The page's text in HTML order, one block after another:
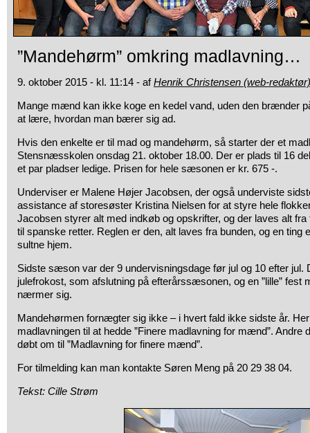
”Mandehørm” omkring madlavning…
9. oktober 2015 - kl. 11:14 - afHenrik Christensen (web-redaktør)
Mange mænd kan ikke koge en kedel vand, uden den brænder
at lære, hvordan man bærer sig ad.
Hvis den enkelte er til mad og mandehørm, så starter der et
Stensnæsskolen onsdag 21. oktober 18.00. Der er plads til 16
et par pladser ledige. Prisen for hele sæsonen er kr. 675 -.
Underviser er Malene Højer Jacobsen, der også underviste
assistance af storesøster Kristina Nielsen for at styre hele
Jacobsen styrer alt med indkøb og opskrifter, og der laves alt
til spanske retter. Reglen er den, alt laves fra bunden, og en ting
sultne hjem.
Sidste sæson var der 9 undervisningsdage før jul og 10 efter jul.
julefrokost, som afslutning på efterårssæsonen, og en ”lille” fest
nærmer sig.
Mandehørmen fornægter sig ikke – i hvert fald ikke sidste år.
madlavningen til at hedde ”Finere madlavning for mænd”. Andre
døbt om til ”Madlavning for finere mænd”.
For tilmelding kan man kontakte Søren Meng på 20 29 38 04.
Tekst: Cille Strøm